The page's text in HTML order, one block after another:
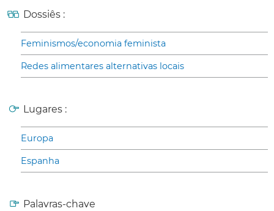
Dossiês :
Feminismos/economia feminista
Redes alimentares alternativas locais
Lugares :
Europa
Espanha
Palavras-chave